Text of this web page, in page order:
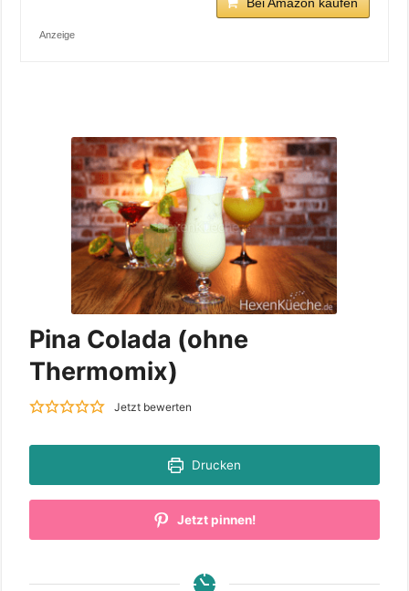
Bei Amazon kaufen
Anzeige
Pina Colada (ohne
Thermomix)
Jetzt bewerten
Drucken
Jetzt pinnen!